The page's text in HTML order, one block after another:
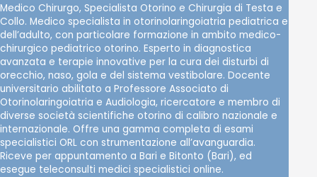
Medico Chirurgo, Specialista Otorino e Chirurgia di Testa e
Collo. Medico specialista in otorinolaringoiatria pediatrica e
dell’adulto, con particolare formazione in ambito medico-
chirurgico pediatrico otorino. Esperto in diagnostica
avanzata e terapie innovative per la cura dei disturbi di
orecchio, naso, gola e del sistema vestibolare. Docente
universitario abilitato a Professore Associato di
Otorinolaringoiatria e Audiologia, ricercatore e membro di
diverse società scientifiche otorino di calibro nazionale e
internazionale. Offre una gamma completa di esami
specialistici ORL con strumentazione all’avanguardia.
Riceve per appuntamento a Bari e Bitonto (Bari), ed
esegue teleconsulti medici specialistici online.